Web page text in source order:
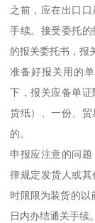
之前，应在出口
手续。接受委托
的报关委托书，报
准备好报关用的
下，报关应备单
货纸）、一份、
的。
申报应注意的问
律规定发货人或
时限限为装货的以
日内办结通关手续。